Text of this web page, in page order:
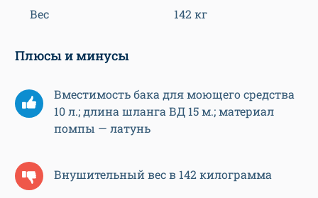
Вес 142 кг
Плюсы и минусы
Вместимость бака для моющего средства
10 л.; длина шланга ВД 15 м.; материал
помпы — латунь
Внушительный вес в 142 килограмма